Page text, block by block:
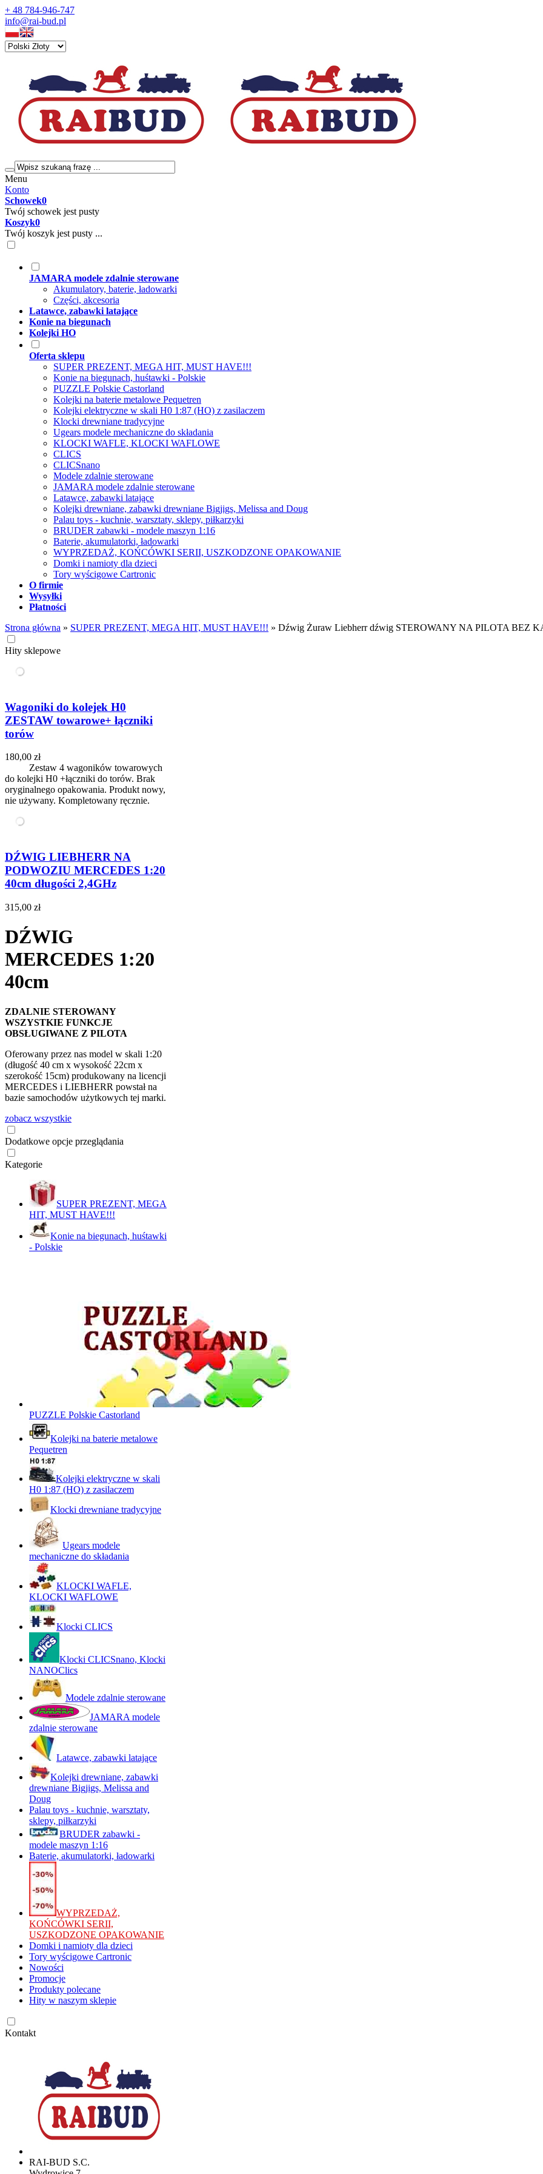
+ 48 784-946-747
info@rai-bud.pl
Menu
Konto
Schowek0
Twój schowek jest pusty
Koszyk0
Twój koszyk jest pusty ...
JAMARA modele zdalnie sterowane
Akumulatory, baterie, ładowarki
Części, akcesoria
Latawce, zabawki latające
Konie na biegunach
Kolejki HO
Oferta sklepu
SUPER PREZENT, MEGA HIT, MUST HAVE!!!
Konie na biegunach, huśtawki - Polskie
PUZZLE Polskie Castorland
Kolejki na baterie metalowe Pequetren
Kolejki elektryczne w skali H0 1:87 (HO) z zasilaczem
Klocki drewniane tradycyjne
Ugears modele mechaniczne do składania
KLOCKI WAFLE, KLOCKI WAFLOWE
CLICS
CLICSnano
Modele zdalnie sterowane
JAMARA modele zdalnie sterowane
Latawce, zabawki latające
Kolejki drewniane, zabawki drewniane Bigjigs, Melissa and Doug
Palau toys - kuchnie, warsztaty, sklepy, piłkarzyki
BRUDER zabawki - modele maszyn 1:16
Baterie, akumulatorki, ładowarki
WYPRZEDAŻ, KOŃCÓWKI SERII, USZKODZONE OPAKOWANIE
Domki i namioty dla dzieci
Tory wyścigowe Cartronic
O firmie
Wysyłki
Płatności
Strona główna » SUPER PREZENT, MEGA HIT, MUST HAVE!!! » Dźwig Żuraw Liebherr dźwig STEROWANY NA PILOTA BEZ
Hity sklepowe
Wagoniki do kolejek H0
ZESTAW towarowe+ łączniki
torów
180,00 zł
Zestaw 4 wagoników towarowych
do kolejki H0 +łączniki do torów. Brak
oryginalnego opakowania. Produkt nowy,
nie używany. Kompletowany ręcznie.
DŹWIG LIEBHERR NA
PODWOZIU MERCEDES 1:20
40cm długości 2,4GHz
315,00 zł
DŹWIG
MERCEDES 1:20
40cm
ZDALNIE STEROWANY
WSZYSTKIE FUNKCJE
OBSŁUGIWANE Z PILOTA
Oferowany przez nas model w skali 1:20
(długość 40 cm x wysokość 22cm x
szerokość 15cm) produkowany na licencji
MERCEDES i LIEBHERR powstał na
bazie samochodów użytkowych tej marki.
zobacz wszystkie
Dodatkowe opcje przeglądania
Kategorie
SUPER PREZENT, MEGA
HIT, MUST HAVE!!!
Konie na biegunach, huśtawki
- Polskie
PUZZLE Polskie Castorland
Kolejki na baterie metalowe
Pequetren
Kolejki elektryczne w skali
H0 1:87 (HO) z zasilaczem
Klocki drewniane tradycyjne
Ugears modele
mechaniczne do składania
KLOCKI WAFLE,
KLOCKI WAFLOWE
Klocki CLICS
Klocki CLICSnano, Klocki
NANOClics
Modele zdalnie sterowane
JAMARA modele
zdalnie sterowane
Latawce, zabawki latające
Kolejki drewniane, zabawki
drewniane Bigjigs, Melissa and
Doug
Palau toys - kuchnie, warsztaty,
sklepy, piłkarzyki
BRUDER zabawki -
modele maszyn 1:16
Baterie, akumulatorki, ładowarki
WYPRZEDAŻ,
KOŃCÓWKI SERII,
USZKODZONE OPAKOWANIE
Domki i namioty dla dzieci
Tory wyścigowe Cartronic
Nowości
Promocje
Produkty polecane
Hity w naszym sklepie
Kontakt
RAI-BUD S.C.